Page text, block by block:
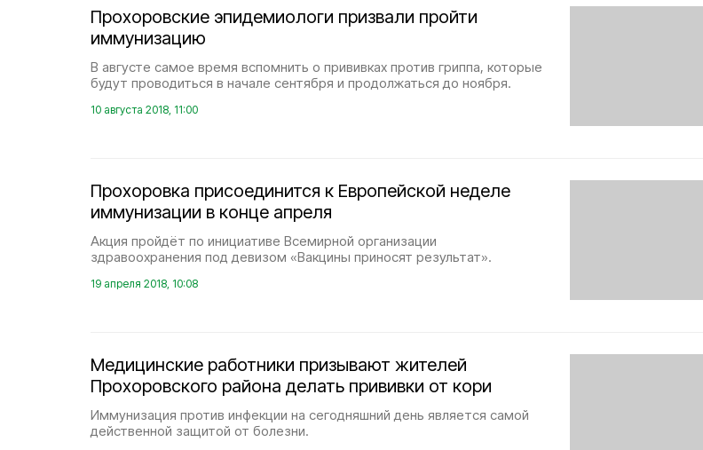
Прохоровские эпидемиологи призвали пройти
иммунизацию
В августе самое время вспомнить о прививках против гриппа, которые
будут проводиться в начале сентября и продолжаться до ноября.
10 августа 2018, 11:00
Прохоровка присоединится к Европейской неделе
иммунизации в конце апреля
Акция пройдёт по инициативе Всемирной организации
здравоохранения под девизом «Вакцины приносят результат».
19 апреля 2018, 10:08
Медицинские работники призывают жителей
Прохоровского района делать прививки от кори
Иммунизация против инфекции на сегодняшний день является самой
действенной защитой от болезни.